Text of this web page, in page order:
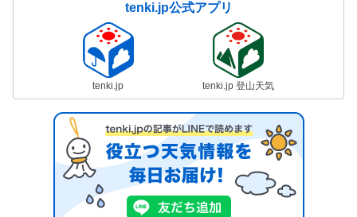
tenki.jp公式アプリ
tenki.jp tenki.jp 登山天気